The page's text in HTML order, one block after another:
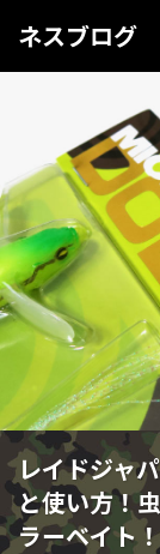
ネスブログ
レイドジャ
と使い方！
ラーベイト！